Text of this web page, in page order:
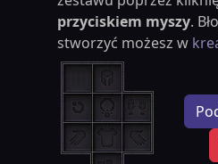
przyciskiem myszy.
stworzyć możesz w